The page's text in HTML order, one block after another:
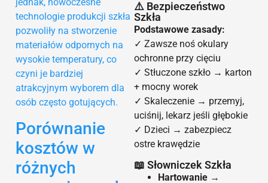
technologie produkcji szkła
pozwoliły na stworzenie
materiałów odpornych na
wysokie temperatury, co
czyni je bardziej
atrakcyjnym wyborem dla
osób często gotujących.
Porównanie
kosztów w
różnych
⚠️ Bezpieczeństwo
Szkła
Podstawowe zasady:
✓ Zawsze noś okulary
ochronne przy cięciu
✓ Stłuczone szkło → karton
+ mocny worek
✓ Skaleczenie → przemyj,
uciśnij, lekarz jeśli głębokie
✓ Dzieci → zabezpiecz
ostre krawędzie
📖 Słowniczek Szkła
Hartowanie →